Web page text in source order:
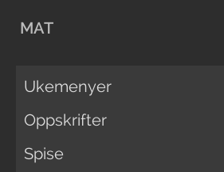
MAT
Ukemenyer
Oppskrifter
Spise